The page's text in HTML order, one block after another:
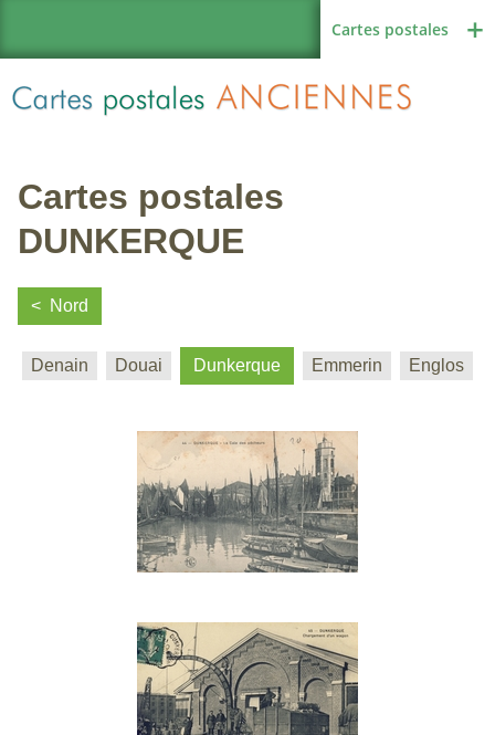
Cartes postales
Région de France
Thèmes
Cartes postales
DUNKERQUE
Nord
Denain Douai Dunkerque Emmerin Englos